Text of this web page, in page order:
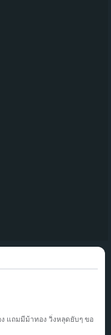
แถมมีม้าทอง วิ่งหลุดยับๆ ขอ